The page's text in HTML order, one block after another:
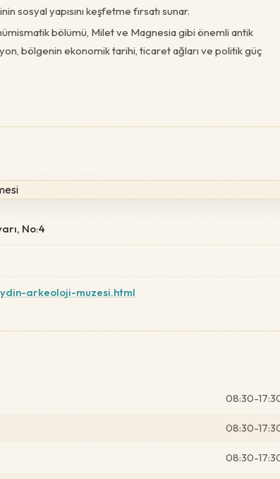
sosyal yapısını keşfetme fırsatı sunar.
bölümü, Milet ve Magnesia gibi önemli antik
bölgenin ekonomik tarihi, ticaret ağları ve politik güç
No:4
arkeoloji-muzesi.html
08:30-
08:30-
08:30-